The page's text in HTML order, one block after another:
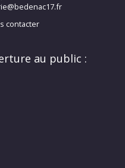
contacter
au public :